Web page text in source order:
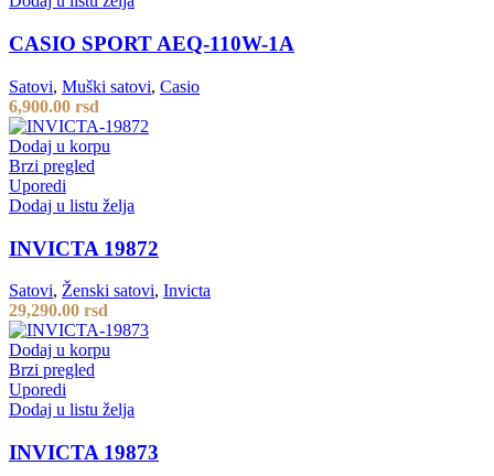
CASIO SPORT AEQ-110W-1A
Satovi, Muški satovi, Casio
6,900.00 rsd
Dodaj u korpu
Brzi pregled
Uporedi
Dodaj u listu želja
INVICTA 19872
Satovi, Ženski satovi, Invicta
29,290.00 rsd
Dodaj u korpu
Brzi pregled
Uporedi
Dodaj u listu želja
INVICTA 19873